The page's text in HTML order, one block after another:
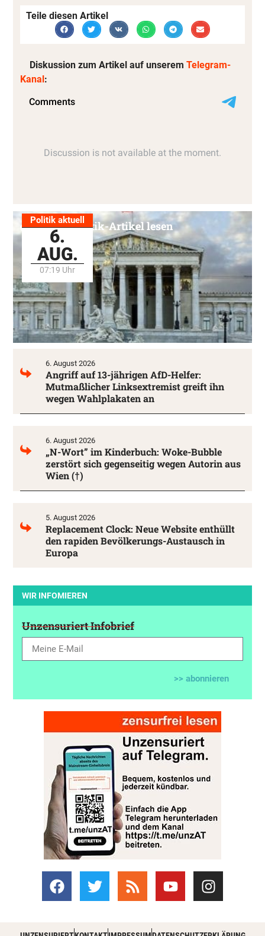
Teile diesen Artikel
Diskussion zum Artikel auf unserem Telegram-
Kanal :
Politik aktuell
6.
AUG.
07:19 Uhr
Alle Politik-Artikel lesen
6. August 2026
Angriff auf 13-jährigen AfD-Helfer:
Mutmaßlicher Linksextremist greift ihn
wegen Wahlplakaten an
6. August 2026
„N-Wort” im Kinderbuch: Woke-Bubble
zerstört sich gegenseitig wegen Autorin aus
Wien (†)
5. August 2026
Replacement Clock: Neue Website enthüllt
den rapiden Bevölkerungs-Austausch in
Europa
WIR INFOMIEREN
Unzensuriert Infobrief
>> abonnieren